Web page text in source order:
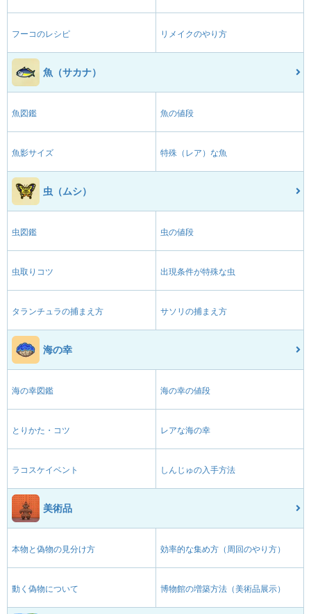
フーコのレシピ リメイクのやり方
魚（サカナ）
魚図鑑 魚の値段
魚影サイズ 特殊（レア）な魚
虫（ムシ）
虫図鑑 虫の値段
虫取りコツ 出現条件が特殊な虫
タランチュラの捕まえ方 サソリの捕まえ方
海の幸
海の幸図鑑 海の幸の値段
とりかた・コツ レアな海の幸
ラコスケイベント しんじゅの入手方法
美術品
本物と偽物の見分け方 効率的な集め方（周回のやり方）
動く偽物について 博物館の増築方法（美術品展示）